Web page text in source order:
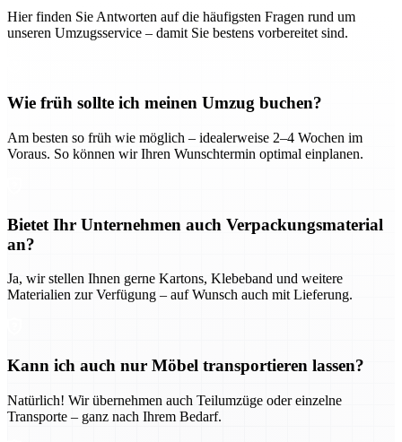
Hier finden Sie Antworten auf die häufigsten Fragen rund um
unseren Umzugsservice – damit Sie bestens vorbereitet sind.
Wie früh sollte ich meinen Umzug buchen?
Am besten so früh wie möglich – idealerweise 2–4 Wochen im
Voraus. So können wir Ihren Wunschtermin optimal einplanen.
Bietet Ihr Unternehmen auch Verpackungsmaterial
an?
Ja, wir stellen Ihnen gerne Kartons, Klebeband und weitere
Materialien zur Verfügung – auf Wunsch auch mit Lieferung.
Kann ich auch nur Möbel transportieren lassen?
Natürlich! Wir übernehmen auch Teilumzüge oder einzelne
Transporte – ganz nach Ihrem Bedarf.